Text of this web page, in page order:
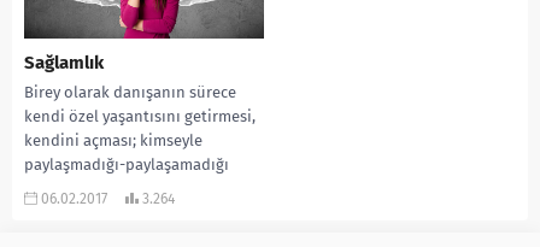
Sağlamlık
Birey olarak danışanın sürece
kendi özel yaşantısını getirmesi,
kendini açması; kimseyle
paylaşmadığı-paylaşamadığı
acıları, zayıflıkları, utançları ve
06.02.2017 3.264